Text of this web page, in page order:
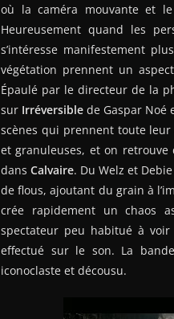
où la caméra mouvante et
Heureusement quand les
s’intéresse manifestement
végétation prennent un
Épaulé par le directeur de la
sur Irréversible de Gaspar Noé
scènes qui prennent toute
et granuleuses, et on
dansCalvaire. Du Welz et
de flous, ajoutant du grain à
crée rapidement un chaos
spectateur peu habitué à
effectué sur le son. La
iconoclaste et décousu.